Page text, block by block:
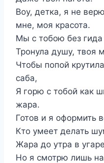
Воу, детка, я не
мне, моя красота.
Мы с тобою без гида
Тронула душу, твоя
Чтобы попой
саба,
Я горю с тобой как
жара.
Готов и я оформить
Кто умеет делать
Жара до утра в
Но я смотрю лишь